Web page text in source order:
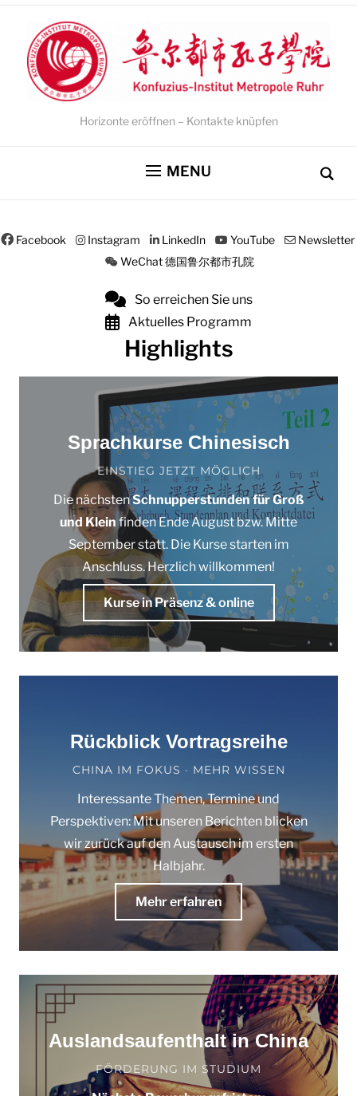
Horizonte eröffnen – Kontakte knüpfen
MENU
Facebook Instagram LinkedIn YouTube
Newsletter
WeChat 德国鲁尔都市孔院
So erreichen Sie uns
Aktuelles Programm
Highlights
Sprachkurse Chinesisch
EINSTIEG JETZT MÖGLICH
Die nächstenSchnupperstunden für Groß
und Klein finden Ende August bzw. Mitte
September statt. Die Kurse starten im
Anschluss. Herzlich willkommen!
Kurse in Präsenz & online
Rückblick Vortragsreihe
CHINA IM FOKUS · MEHR WISSEN
Interessante Themen, Termine und
Perspektiven: Mit unseren Berichten blicken
wir zurück auf den Austausch im ersten
Halbjahr.
Mehr erfahren
Auslandsaufenthalt in China
FÖRDERUNG IM STUDIUM